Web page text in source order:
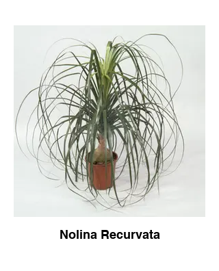
Nolina Recurvata